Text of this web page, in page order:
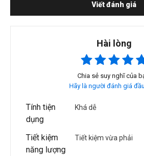
Viết đánh giá
Hài lòng
Chia sẻ suy nghĩ của
Hãy là người đánh giá
Tính tiện
dụng
Khá dễ
Tiết kiệm
năng lượng
Tiết kiệm vừa phải